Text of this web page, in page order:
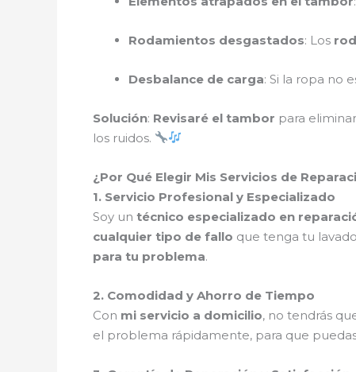
Rodamientos desgastados: Los
Desbalance de carga: Si la ropa no
Solución: Revisaré el tambor para
los ruidos.
¿Por Qué Elegir Mis Servicios de
1. Servicio Profesional y Especializado
Soy un técnico especializado en
cualquier tipo de fallo que tenga tu
para tu problema.
2. Comodidad y Ahorro de Tiempo
Con mi servicio a domicilio, no tendrás
el problema rápidamente, para que